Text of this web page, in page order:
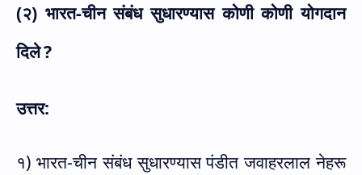
(२) भारत-चीन संबंध सुधारण्यास कोणी कोणी योगदान
दिले?
उत्तर:
१) भारत-चीन संबंध सुधारण्यास पंडीत जवाहरलाल नेहरू